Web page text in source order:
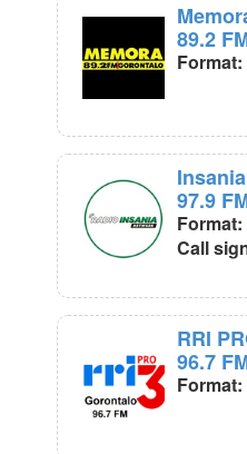
89.2
Format:
97.9
Format:
Call
RRI
96.7
Format: